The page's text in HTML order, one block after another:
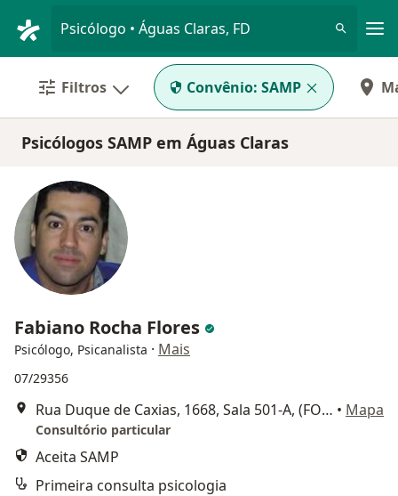
Psicólogo • Águas Claras, FD
Filtros Convênio: SAMP
Psicólogos SAMP em Águas Claras
Fabiano Rocha Flores
Psicólogo, Psicanalista · Mais
07/29356
Rua Duque de Caxias, 1668, Sala 501-A, (FONE e WATTSAPP 55-98112-8907) , Santa Maria • Mapa
Consultório particular
Aceita SAMP
Primeira consulta psicologia